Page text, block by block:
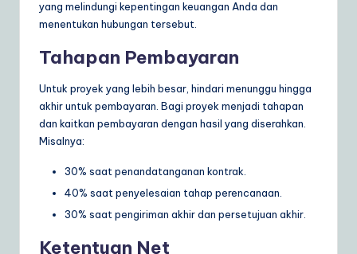
yang melindungi kepentingan keuangan Anda dan
menentukan hubungan tersebut.
Tahapan Pembayaran
Untuk proyek yang lebih besar, hindari menunggu hingga
akhir untuk pembayaran. Bagi proyek menjadi tahapan
dan kaitkan pembayaran dengan hasil yang diserahkan.
Misalnya:
30% saat penandatanganan kontrak.
40% saat penyelesaian tahap perencanaan.
30% saat pengiriman akhir dan persetujuan akhir.
Ketentuan Net